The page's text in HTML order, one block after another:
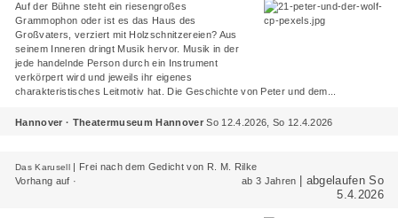
Auf der Bühne steht ein riesengroßes
Grammophon oder ist es das Haus des
Großvaters, verziert mit Holzschnitzereien? Aus
seinem Inneren dringt Musik hervor. Musik in der
jede handelnde Person durch ein Instrument
verkörpert wird und jeweils ihr eigenes
charakteristisches Leitmotiv hat. Die Geschichte von Peter und dem...
Hannover · Theatermuseum Hannover So 12.4.2026, So 12.4.2026
Das Karusell | Frei nach dem Gedicht von R. M. Rilke
Vorhang auf ·
ab 3 Jahren
| abgelaufen So
5.4.2026